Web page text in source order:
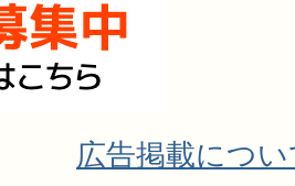
広告掲載につ